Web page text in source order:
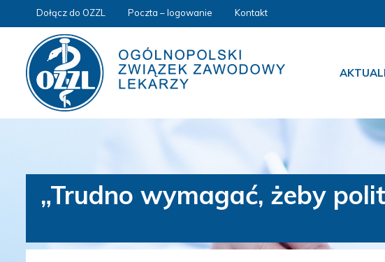
Dołącz do OZZL Poczta – logowanie Kontakt
„Trudno wymagać, żeby